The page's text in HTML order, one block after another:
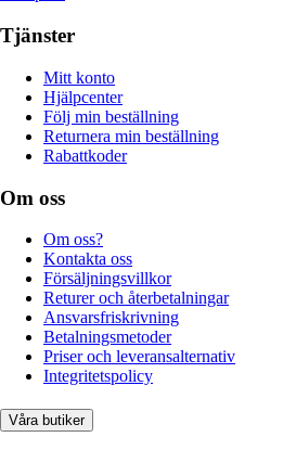
Tjänster
Mitt konto
Hjälpcenter
Följ min beställning
Returnera min beställning
Rabattkoder
Om oss
Om oss?
Kontakta oss
Försäljningsvillkor
Returer och återbetalningar
Ansvarsfriskrivning
Betalningsmetoder
Priser och leveransalternativ
Integritetspolicy
Våra butiker